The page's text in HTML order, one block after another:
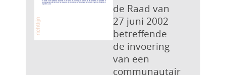
de Raad van
27 juni 2002
betreffende
de invoering
van een
communautair